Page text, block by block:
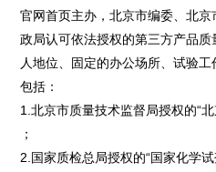
官网首页主办，北京市编委、北
政局认可依法授权的第三方产品
人地位、固定的办公场所、试验
包括：
1.北京市质量技术监督局授权的“
；
2.国家质检总局授权的“国家化学